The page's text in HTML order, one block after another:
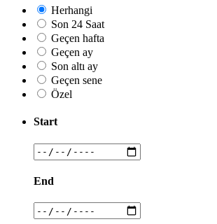
Herhangi
Son 24 Saat
Geçen hafta
Geçen ay
Son altı ay
Geçen sene
Özel
Start
End